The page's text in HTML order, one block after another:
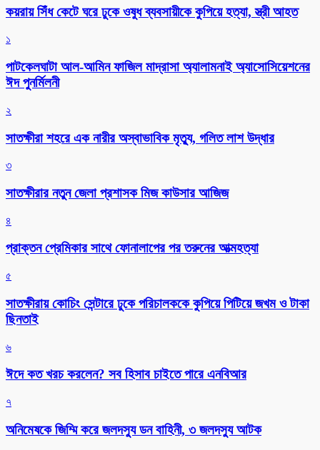
কয়রায় সিঁধ কেটে ঘরে ঢুকে ওষুধ ব্যবসায়ীকে কুপিয়ে হত্যা, স্ত্রী আহত
১
পাটকেলঘাটা আল-আমিন ফাজিল মাদ্রাসা অ্যালামনাই অ্যাসোসিয়েশনের
ঈদ পুনর্মিলনী
২
সাতক্ষীরা শহরে এক নারীর অস্বাভাবিক মৃত্যু, গলিত লাশ উদ্ধার
৩
সাতক্ষীরার নতুন জেলা প্রশাসক মিজ কাউসার আজিজ
৪
প্রাক্তন প্রেমিকার সাথে ফোনালাপের পর তরুনের আত্মহত্যা
৫
সাতক্ষীরায় কোচিং সেন্টারে ঢুকে পরিচালককে কুপিয়ে পিটিয়ে জখম ও টাকা
ছিনতাই
৬
ঈদে কত খরচ করলেন? সব হিসাব চাইতে পারে এনবিআর
৭
অনিমেষকে জিম্মি করে জলদস্যু ডন বাহিনী, ৩ জলদস্যু আটক